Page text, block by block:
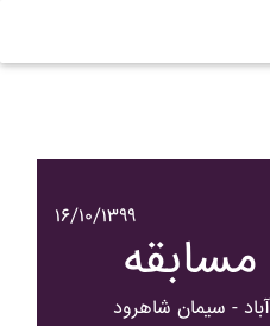
۱۶/۱۰/۱۳۹۹
- سيمان شاهرود